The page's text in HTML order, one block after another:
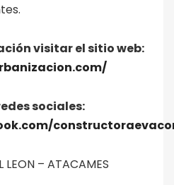
visitar el sitio web:
sociales:
LEON – ATACAMES